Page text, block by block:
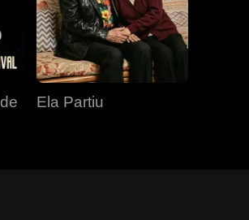
Ela Partiu